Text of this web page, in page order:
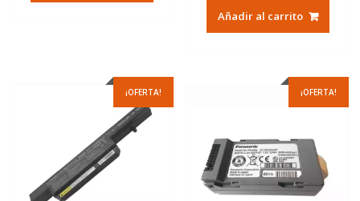
original
era:
actual
es:
Añadir al carrito
¡OFERTA! ¡OFERTA!